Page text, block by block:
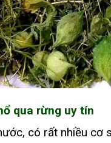
qua rừng uy tín
có rất nhiều cơ